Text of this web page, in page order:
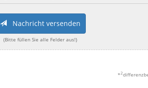
Nachricht versenden
(Bitte füllen Sie alle Felder aus!)
*2